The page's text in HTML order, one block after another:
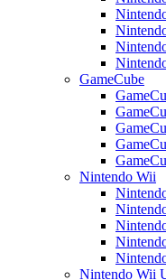
GameCube
Nintendo Wii
Nintendo Wii